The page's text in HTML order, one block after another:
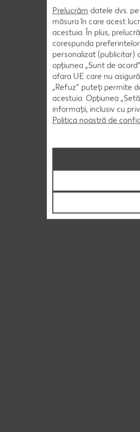
Prelucrăm datele dvs.
măsura în care acest
acestuia. În plus,
corespunda
personalizat (publicitar)
opțiunea „Sunt de
afara UE care nu
„Refuz” puteți permite
acestuia. Opțiunea
informații, inclusiv cu
Politica noastră de